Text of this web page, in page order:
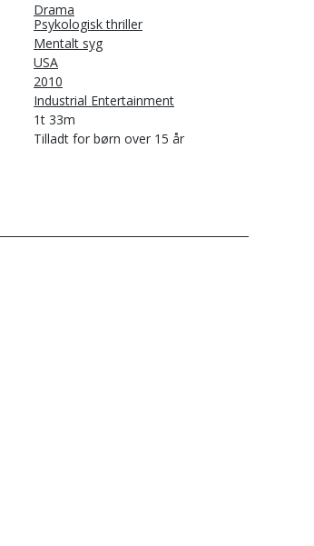
Drama
Psykologisk thriller
Mentalt syg
USA
2010
Industrial Entertainment
1t 33m
Tilladt for børn over 15 år